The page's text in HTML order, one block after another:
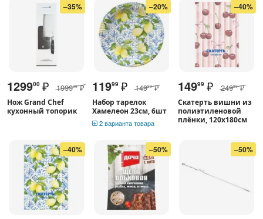
–35%
129900 ₽ 199900 ₽
Нож Grand Chef
кухонный топорик
–20%
11999 ₽ 14999 ₽
Набор тарелок
Хамелеон 23см, 6шт
2 варианта товара
–40%
14999 ₽ 24999 ₽
Скатерть вишни из
полиэтиленовой
плёнки, 120х180см
–40% –50% –50%